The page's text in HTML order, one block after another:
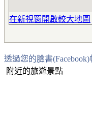
在新視窗開啟較大地圖
透過您的臉書
附近的旅遊景點